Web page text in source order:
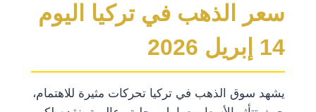
سعر الذهب في تركيا اليوم
14 إبريل 2026
يشهد سوق الذهب في تركيا تحركات مثيرة للاهتمام،